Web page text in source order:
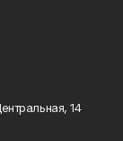
14